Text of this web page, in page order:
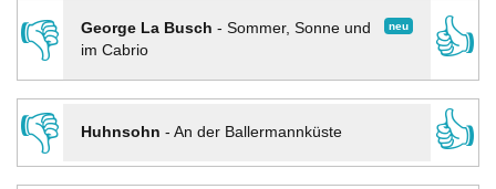
👎
neu
George La Busch - Sommer, Sonne und
im Cabrio
👍
👎
Huhnsohn - An der Ballermannküste
👍